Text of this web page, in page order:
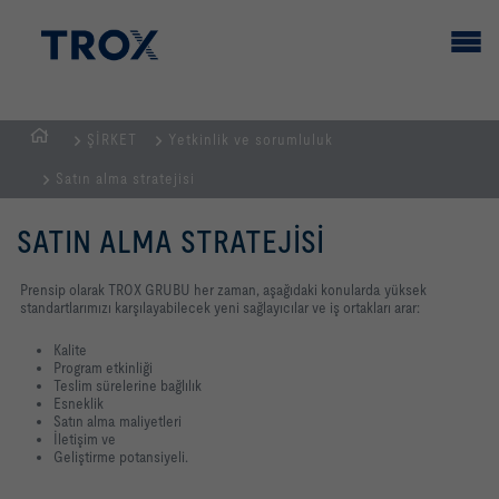
SAYFASI
ŞİRKET Yetkinlik ve sorumluluk
Satın alma stratejisi
SATIN ALMA STRATEJISI
Prensip olarak TROX GRUBU her zaman, aşağıdaki konularda yüksek
standartlarımızı karşılayabilecek yeni sağlayıcılar ve iş ortakları arar:
Kalite
Program etkinliği
Teslim sürelerine bağlılık
Esneklik
Satın alma maliyetleri
İletişim ve
Geliştirme potansiyeli.